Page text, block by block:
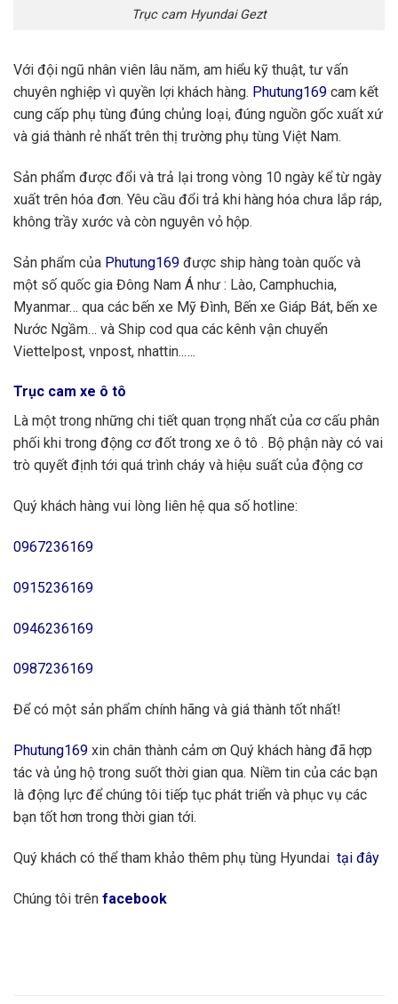
Trục cam Hyundai Gezt
Với đội ngũ nhân viên lâu năm, am hiểu kỹ thuật, tư vấn
chuyên nghiệp vì quyền lợi khách hàng. Phutung169 cam kết
cung cấp phụ tùng đúng chủng loại, đúng nguồn gốc xuất xứ
và giá thành rẻ nhất trên thị trường phụ tùng Việt Nam.
Sản phẩm được đổi và trả lại trong vòng 10 ngày kể từ ngày
xuất trên hóa đơn. Yêu cầu đổi trả khi hàng hóa chưa lắp ráp,
không trầy xước và còn nguyên vỏ hộp.
Sản phẩm của Phutung169 được ship hàng toàn quốc và
một số quốc gia Đông Nam Á như : Lào, Camphuchia,
Myanmar… qua các bến xe Mỹ Đình, Bến xe Giáp Bát, bến xe
Nước Ngầm… và Ship cod qua các kênh vận chuyển
Viettelpost, vnpost, nhattin..….
Trục cam xe ô tô
Là một trong những chi tiết quan trọng nhất của cơ cấu phân
phối khi trong động cơ đốt trong xe ô tô . Bộ phận này có vai
trò quyết định tới quá trình cháy và hiệu suất của động cơ
Quý khách hàng vui lòng liên hệ qua số hotline:
0967236169
0915236169
0946236169
0987236169
Để có một sản phẩm chính hãng và giá thành tốt nhất!
Phutung169 xin chân thành cảm ơn Quý khách hàng đã hợp
tác và ủng hộ trong suốt thời gian qua. Niềm tin của các bạn
là động lực để chúng tôi tiếp tục phát triển và phục vụ các
bạn tốt hơn trong thời gian tới.
Quý khách có thể tham khảo thêm phụ tùng Hyundai tại đây
Chúng tôi trên facebook